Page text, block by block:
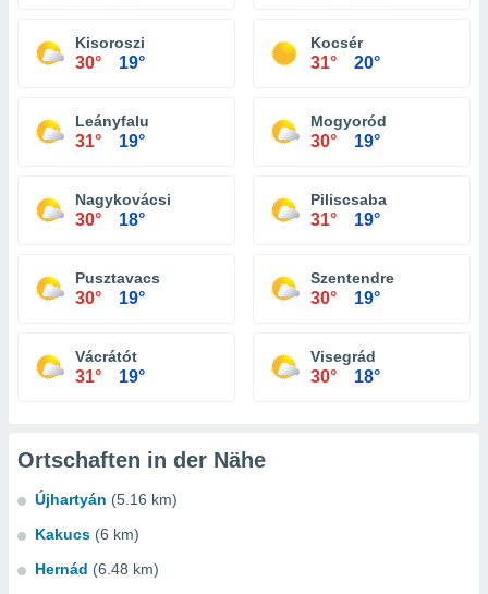
Kisoroszi
30° 19°
Kocsér
31° 20°
Leányfalu
31° 19°
Mogyoród
30° 19°
Nagykovácsi
30° 18°
Piliscsaba
31° 19°
Pusztavacs
30° 19°
Szentendre
30° 19°
Vácrátót
31° 19°
Visegrád
30° 18°
Ortschaften in der Nähe
Újhartyán (5.16 km)
Kakucs (6 km)
Hernád (6.48 km)